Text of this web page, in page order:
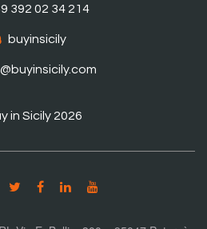
392 02 34 214
buyinsicily
in Sicily 2026